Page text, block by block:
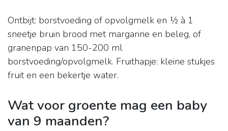
Ontbijt: borstvoeding of opvolgmelk en ½ à 1
sneetje bruin brood met margarine en beleg, of
granenpap van 150-200 ml
borstvoeding/opvolgmelk. Fruithapje: kleine stukjes
fruit en een bekertje water.
Wat voor groente mag een baby
van 9 maanden?